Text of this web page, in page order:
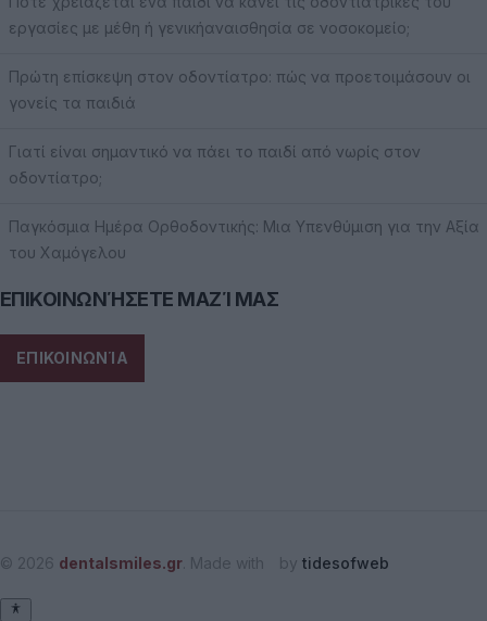
εργασίες με μέθη ή γενικήαναισθησία σε νοσοκομείο;
Πρώτη επίσκεψη στον οδοντίατρο: πώς να προετοιμάσουν οι
γονείς τα παιδιά
Γιατί είναι σημαντικό να πάει το παιδί από νωρίς στον
οδοντίατρο;
Παγκόσμια Ημέρα Ορθοδοντικής: Μια Υπενθύμιση για την Αξία
του Χαμόγελου
ΕΠΙΚΟΙΝΩΝΉΣΕΤΕ ΜΑΖΊ ΜΑΣ
ΕΠΙΚΟΙΝΩΝΊΑ
© 2026 dentalsmiles.gr . Made with by tidesofweb